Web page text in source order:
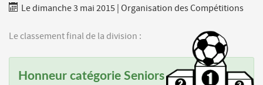
Le dimanche 3 mai 2015 Organisation des Compétitions
Le classement final de la division :
Honneur catégorie Seniors